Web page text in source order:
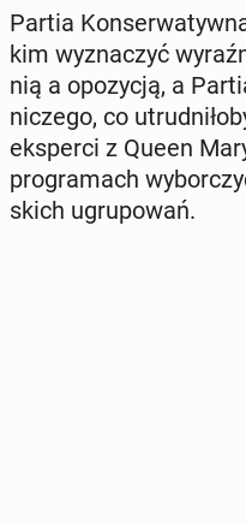
Partia
kim wy­zna­czyć
nią a opo­zy­cją, a
niczego, co
eks­per­ci z Queen
pro­gra­mach
skich ugru­po­wań.